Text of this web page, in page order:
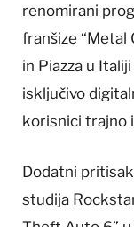
renomirani
franšize “Metal
in Piazza u
isključivo
korisnici trajno
Dodatni
studija